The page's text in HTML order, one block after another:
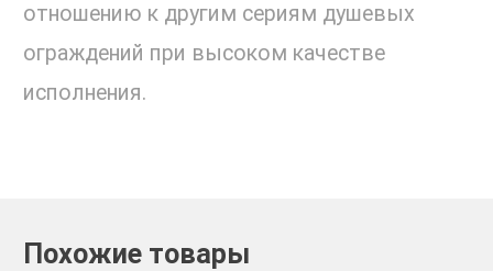
отношению к другим сериям душевых
ограждений при высоком качестве
исполнения.
Похожие товары